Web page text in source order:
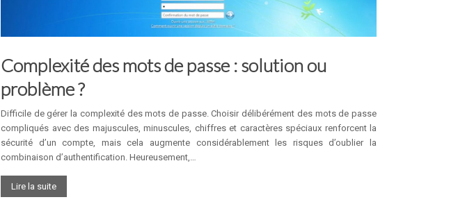
Complexité des mots de passe : solution ou
problème ?
Difficile de gérer la complexité des mots de passe. Choisir délibérément des mots de passe
compliqués avec des majuscules, minuscules, chiffres et caractères spéciaux renforcent la
sécurité d’un compte, mais cela augmente considérablement les risques d’oublier la
combinaison d’authentification. Heureusement,…
Lire la suite